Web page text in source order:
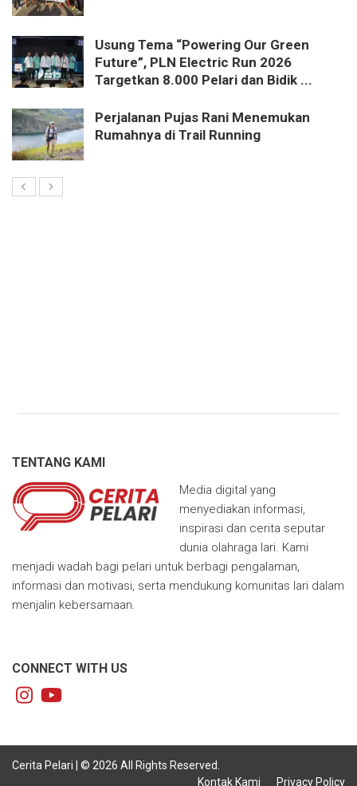
Usung Tema “Powering Our Green
Future”, PLN Electric Run 2026
Targetkan 8.000 Pelari dan Bidik ...
Perjalanan Pujas Rani Menemukan
Rumahnya di Trail Running
TENTANG KAMI
Media digital yang
menyediakan informasi,
inspirasi dan cerita seputar
dunia olahraga lari. Kami
menjadi wadah bagi pelari untuk berbagi pengalaman,
informasi dan motivasi, serta mendukung komunitas lari dalam
menjalin kebersamaan.
CONNECT WITH US
Cerita Pelari | © 2026 All Rights Reserved.
Kontak Kami
Privacy Policy